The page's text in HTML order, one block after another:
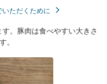
ただくために
。豚肉は食べやすい大きさ
。